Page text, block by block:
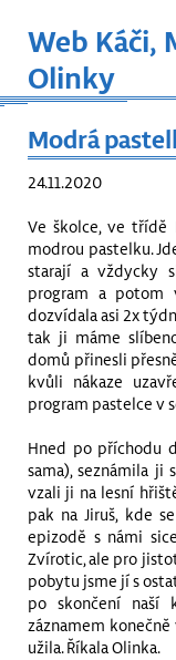
Web Káči,
Olinky
Modrá
24.11.2020
Ve školce, ve třídě
modrou pastelku.
starají a vždycky
program a potom
dozvídala asi 2x
tak ji máme
domů přinesli
kvůli nákaze
program pastelce v
Hned po příchodu
sama), seznámila
vzali ji na lesní
pak na Jiruš, kde
epizodě s námi
Zvírotic, ale pro
pobytu jsme jí s
po skončení naší
záznamem
užila. Říkala Olinka.